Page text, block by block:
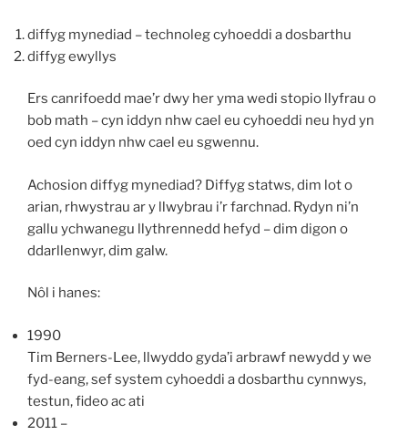
diffyg mynediad – technoleg cyhoeddi a dosbarthu
diffyg ewyllys
Ers canrifoedd mae’r dwy her yma wedi stopio llyfrau o
bob math – cyn iddyn nhw cael eu cyhoeddi neu hyd yn
oed cyn iddyn nhw cael eu sgwennu.
Achosion diffyg mynediad? Diffyg statws, dim lot o
arian, rhwystrau ar y llwybrau i’r farchnad. Rydyn ni’n
gallu ychwanegu llythrennedd hefyd – dim digon o
ddarllenwyr, dim galw.
Nôl i hanes:
1990
Tim Berners-Lee, llwyddo gyda’i arbrawf newydd y we
fyd-eang, sef system cyhoeddi a dosbarthu cynnwys,
testun, fideo ac ati
2011 –